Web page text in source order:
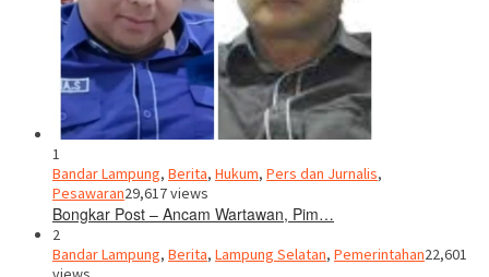
1
Bandar Lampung, Berita, Hukum, Pers dan Jurnalis,
Pesawaran29,617 views
Bongkar Post – Ancam Wartawan, Pim…
2
Bandar Lampung, Berita, Lampung Selatan, Pemerintahan22,601